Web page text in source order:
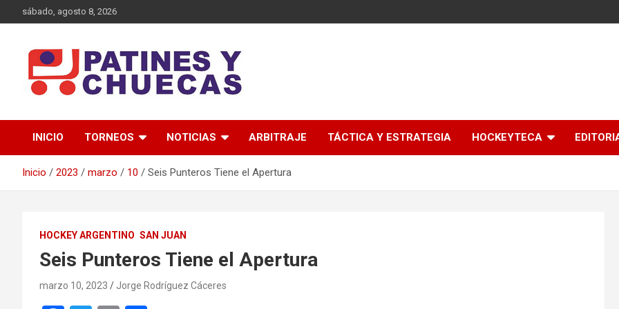
al
sábado, agosto 8, 2026
Patines y Chuecas
INICIO TORNEOS NOTICIAS ARBITRAJE TÁCTICA Y ESTRATEGIA HOCKEYTECA
Inicio 2023 marzo 10 Seis Punteros Tiene el Apertura
HOCKEY ARGENTINO SAN JUAN
Seis Punteros Tiene el Apertura
marzo 10, 2023 Jorge Rodríguez Cáceres